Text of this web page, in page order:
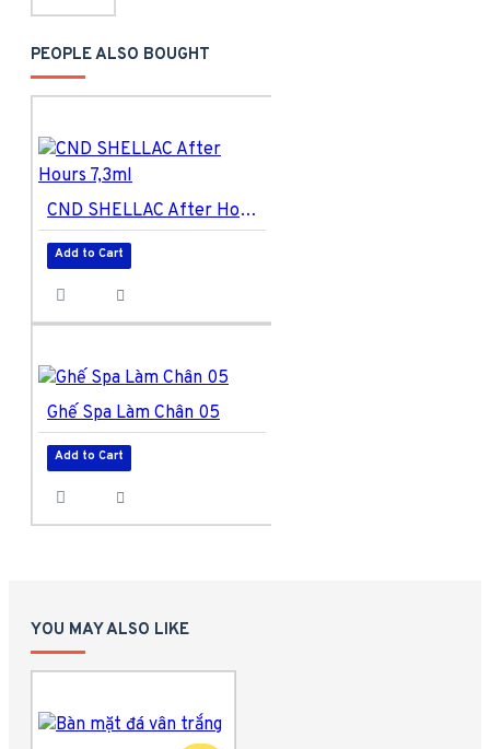
PEOPLE ALSO BOUGHT
CND SHELLAC After Hours 7,3ml
Add to Cart
Ghế Spa Làm Chân 05
Add to Cart
YOU MAY ALSO LIKE